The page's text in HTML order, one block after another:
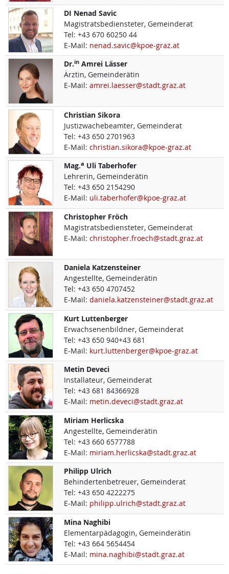
DI Nenad Savic
Magistratsbediensteter, Gemeinderat
Tel: +43 670 60250 44
E-Mail: nenad.savic@kpoe-graz.at
Dr.in Amrei Lässer
Ärztin, Gemeinderätin
E-Mail: amrei.laesser@stadt.graz.at
Christian Sikora
Justizwachebeamter, Gemeinderat
Tel: +43 650 2701963
E-Mail: christian.sikora@kpoe-graz.at
Mag.a Uli Taberhofer
Lehrerin, Gemeinderätin
Tel: +43 650 2154290
E-Mail: uli.taberhofer@kpoe-graz.at
Christopher Fröch
Magistratsbediensteter, Gemeinderat
E-Mail: christopher.froech@stadt.graz.at
Daniela Katzensteiner
Angestellte, Gemeinderätin
Tel: +43 650 4707452
E-Mail: daniela.katzensteiner@stadt.graz.at
Kurt Luttenberger
Erwachsenenbildner, Gemeinderat
Tel: +43 650 940+43 681
E-Mail: kurt.luttenberger@kpoe-graz.at
Metin Deveci
Installateur, Gemeinderat
Tel: +43 681 84366928
E-Mail: metin.deveci@stadt.graz.at
Miriam Herlicska
Angestellte, Gemeinderätin
Tel: +43 660 6577788
E-Mail: miriam.herlicska@stadt.graz.at
Philipp Ulrich
Behindertenbetreuer, Gemeinderat
Tel: +43 650 4222275
E-Mail: philipp.ulrich@stadt.graz.at
Mina Naghibi
Elementarpädagogin, Gemeinderätin
Tel: +43 664 5654454
E-Mail: mina.naghibi@stadt.graz.at